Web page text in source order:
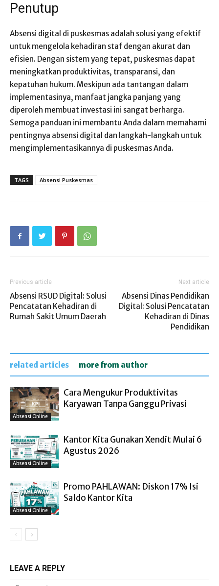
Penutup
Absensi digital di puskesmas adalah solusi yang efektif
untuk mengelola kehadiran staf dengan akurat dan
efisien. Dengan sistem yang tepat, puskesmas dapat
meningkatkan produktivitas, transparansi, dan
kepatuhan hukum. Meskipun ada tantangan dalam
implementasinya, manfaat jangka panjang yang
diperoleh membuat investasi ini sangat berharga.
Semoga panduan ini membantu Anda dalam memahami
pentingnya absensi digital dan langkah-langkah untuk
mengimplementasikannya di puskesmas Anda.
TAGS Absensi Puskesmas
Previous article
Absensi RSUD Digital: Solusi
Pencatatan Kehadiran di
Rumah Sakit Umum Daerah
Next article
Absensi Dinas Pendidikan
Digital: Solusi Pencatatan
Kehadiran di Dinas
Pendidikan
related articles more from author
Absensi Online
Cara Mengukur Produktivitas
Karyawan Tanpa Ganggu Privasi
Absensi Online
Kantor Kita Gunakan Xendit Mulai 6
Agustus 2026
Absensi Online
Promo PAHLAWAN: Diskon 17% Isi
Saldo Kantor Kita
LEAVE A REPLY